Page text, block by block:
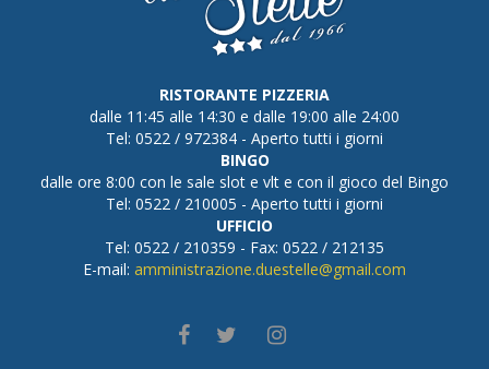
RISTORANTE PIZZERIA
dalle 11:45 alle 14:30 e dalle 19:00 alle 24:00
Tel: 0522 / 972384 - Aperto tutti i giorni
BINGO
dalle ore 8:00 con le sale slot e vlt e con il gioco del Bingo
Tel: 0522 / 210005 - Aperto tutti i giorni
UFFICIO
Tel: 0522 / 210359 - Fax: 0522 / 212135
E-mail: amministrazione.duestelle@gmail.com